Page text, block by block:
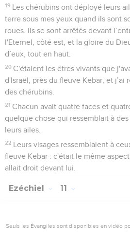
19 Les chérubins ont déployé leurs
terre sous mes yeux quand ils sont
roues. Ils se sont arrêtés devant
l'Eternel, côté est, et la gloire du
d’eux, tout en haut.
20 C'étaient les êtres vivants que
d'Israël, près du fleuve Kebar, et
des chérubins.
21 Chacun avait quatre faces et
quelque chose qui ressemblait à
leurs ailes.
22 Leurs visages ressemblaient à
fleuve Kebar : c'était le même
allait droit devant lui.
Ezéchiel 11
Seuls les Évangiles sont disponibles en vidéo